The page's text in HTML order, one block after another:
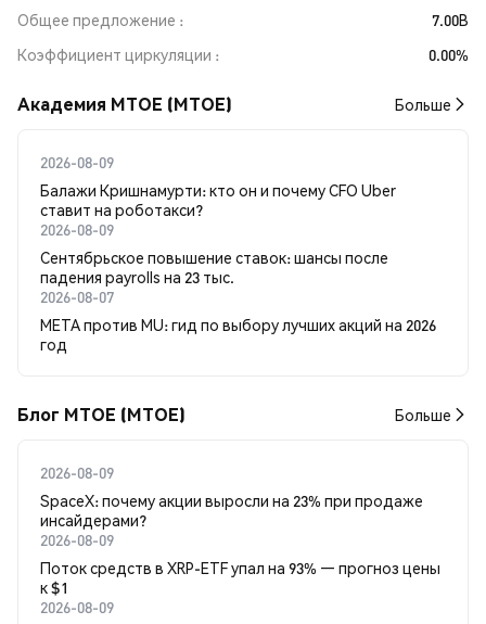
Общее предложение
7.00B
Коэффициент циркуляции
0.00%
Академия MTOE (MTOE) Больше
2026-08-09
Балажи Кришнамурти: кто он и почему CFO Uber
ставит на роботакси?
2026-08-09
Сентябрьское повышение ставок: шансы после
падения payrolls на 23 тыс.
2026-08-07
META против MU: гид по выбору лучших акций на 2026
год
Блог MTOE (MTOE) Больше
2026-08-09
SpaceX: почему акции выросли на 23% при продаже
инсайдерами?
2026-08-09
Поток средств в XRP-ETF упал на 93% — прогноз цены
к $1
2026-08-09